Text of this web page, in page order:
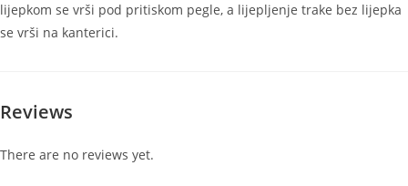
lijepkom se vrši pod pritiskom pegle, a lijepljenje trake bez lijepka
se vrši na kanterici.
Reviews
There are no reviews yet.